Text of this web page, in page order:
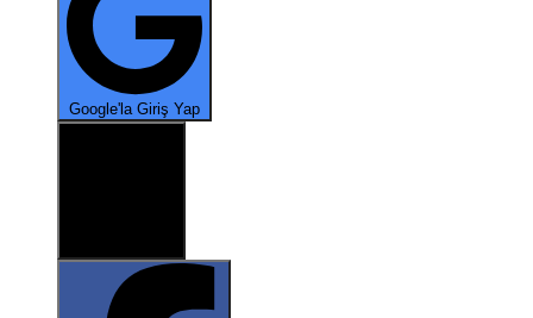
Google'la Giriş Yap